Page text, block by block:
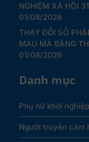
NGHIỆM XÃ HỘI
01/08/2026
THAY ĐỔI SỐ
MÀU MÀ BẰNG
01/08/2026
Danh mục
Phụ nữ khởi nghiệp
Người truyền cảm